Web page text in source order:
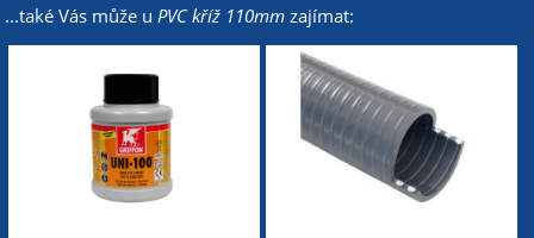
...také Vás může uPVC kříž 110mm zajímat: